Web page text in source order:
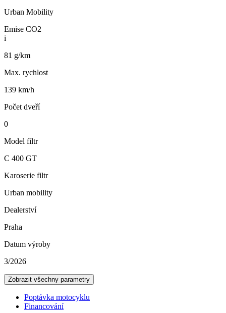
Urban Mobility
Emise CO2
i
81 g/km
Max. rychlost
139 km/h
Počet dveří
0
Model filtr
C 400 GT
Karoserie filtr
Urban mobility
Dealerství
Praha
Datum výroby
3/2026
Zobrazit všechny parametry
Poptávka motocyklu
Financování